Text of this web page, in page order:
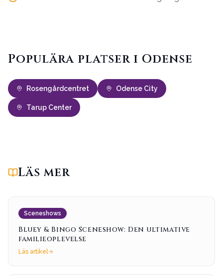
Populära platser i Odense
Rosengårdcentret Odense City
Tarup Center
Läs mer
Sceneshows
Bluey & Bingo Sceneshow: Den ultimative
familieoplevelse
Läs artikel